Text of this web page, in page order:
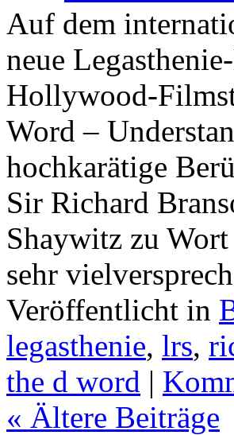
Auf dem
neue
Hollywood-
Word –
hochkarätige
Sir Richard
Shaywitz zu
sehr
Veröffentlicht in
legasthenie, lrs,
the d word |
« Ältere Beiträge